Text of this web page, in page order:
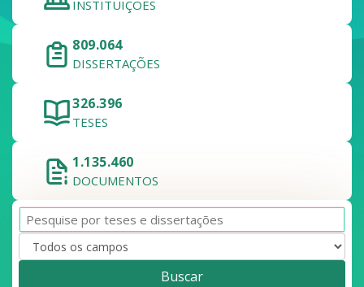
INSTITUIÇÕES
809.064
DISSERTAÇÕES
326.396
TESES
1.135.460
DOCUMENTOS
Buscar